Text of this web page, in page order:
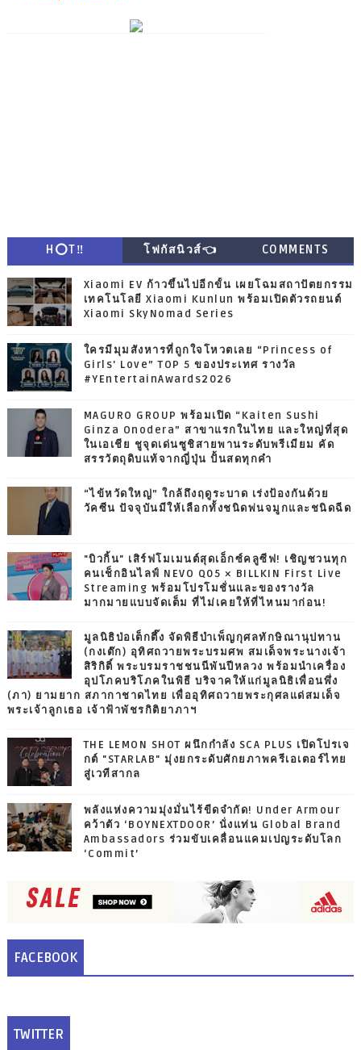
H⭕T‼ โฟกัสนิวส์👈 COMMENTS
Xiaomi EV ก้าวขึ้นไปอีกขั้น เผยโฉมสถาปัตยกรรม
เทคโนโลยี Xiaomi Kunlun พร้อมเปิดตัวรถยนต์
Xiaomi SkyNomad Series
ใครมีมุมสังหารที่ถูกใจโหวตเลย “Princess of
Girls' Love” TOP 5 ของประเทศ รางวัล
#YEntertainAwards2026
MAGURO GROUP พร้อมเปิด “Kaiten Sushi
Ginza Onodera” สาขาแรกในไทย และใหญ่ที่สุด
ในเอเชีย ชูจุดเด่นซูชิสายพานระดับพรีเมียม คัด
สรรวัตถุดิบแท้จากญี่ปุ่น ปั้นสดทุกคำ
“ไข้หวัดใหญ่” ใกล้ถึงฤดูระบาด เร่งป้องกันด้วย
วัคซีน ปัจจุบันมีให้เลือกทั้งชนิดพ่นจมูกและชนิดฉีด
"บิวกิ้น" เสิร์ฟโมเมนต์สุดเอ็กซ์คลูซีฟ! เชิญชวนทุก
คนเช็กอินไลฟ์ NEVO Q05 × BILLKIN First Live
Streaming พร้อมโปรโมชั่นและของรางวัล
มากมายแบบจัดเต็ม ที่ไม่เคยให้ที่ไหนมาก่อน!
มูลนิธิป่อเต็กตึ๊ง จัดพิธีบำเพ็ญกุศลทักษิณานุปทาน
(กงเต๊ก) อุทิศถวายพระบรมศพ สมเด็จพระนางเจ้า
สิริกิติ์ พระบรมราชชนนีพันปีหลวง พร้อมนำเครื่อง
อุปโภคบริโภคในพิธี บริจาคให้แก่มูลนิธิเพื่อนพึ่ง
(ภา) ยามยาก สภากาชาดไทย เพื่ออุทิศถวายพระกุศลแด่สมเด็จ
พระเจ้าลูกเธอ เจ้าฟ้าพัชรกิติยาภาฯ
THE LEMON SHOT ผนึกกำลัง SCA PLUS เปิดโปรเจ
กต์ "STARLAB" มุ่งยกระดับศักยภาพครีเอเตอร์ไทย
สู่เวทีสากล
พลังแห่งความมุ่งมั่นไร้ขีดจำกัด! Under Armour
คว้าตัว ‘BOYNEXTDOOR’ นั่งแท่น Global Brand
Ambassadors ร่วมขับเคลื่อนแคมเปญระดับโลก
‘Commit’
FACEBOOK
TWITTER